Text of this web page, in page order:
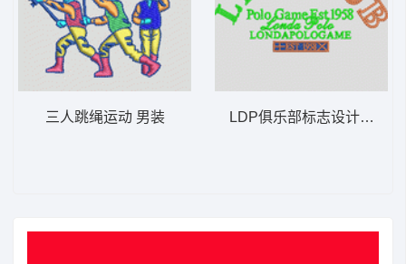
三人跳绳运动 男装 LDP俱乐部标志设计 男装